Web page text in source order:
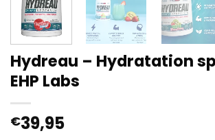
Hydreau – Hydratation
EHP Labs
€39,95